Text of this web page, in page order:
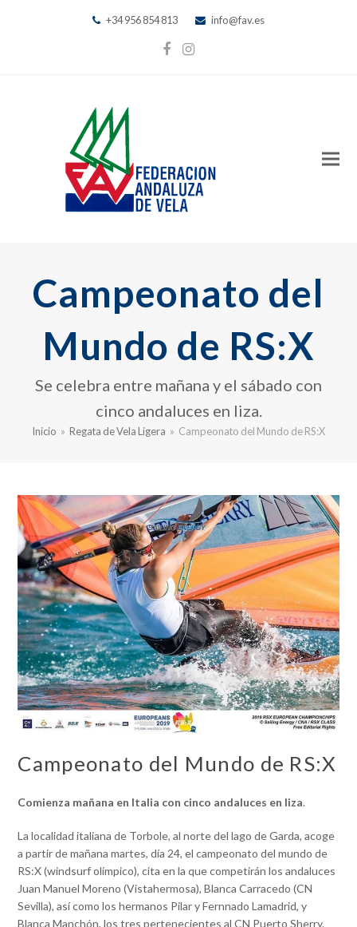
+34 956 854 813 info@fav.es
Facebook
Instagram
Campeonato del
Mundo de RS:X
Se celebra entre mañana y el sábado con
cinco andaluces en liza.
Inicio » Regata de Vela Ligera » Campeonato del Mundo de RS:X
Campeonato del Mundo de RS:X
Comienza mañana en Italia con cinco andaluces en liza.
La localidad italiana de Torbole, al norte del lago de Garda, acoge
a partir de mañana martes, día 24, el campeonato del mundo de
RS:X (windsurf olímpico), cita en la que competirán los andaluces
Juan Manuel Moreno (Vistahermosa), Blanca Carracedo (CN
Sevilla), así como los hermanos Pilar y Fernnado Lamadrid, y
Blanca Manchón, los tres pertenecientes al CN Puerto Sherry.